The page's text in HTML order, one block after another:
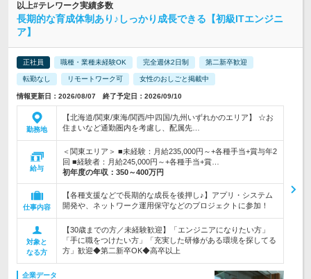
以上#テレワーク実績多数
長期的な育成体制あり♪しっかり成長できる【初級ITエンジニ
ア】
正社員 職種・業種未経験OK 完全週休2日制 第二新卒歓迎
転勤なし リモートワーク可 女性のおしごと掲載中
情報更新日：2026/08/07 終了予定日：2026/09/10
勤務地
【北海道/関東/東海/関西/中四国/九州いずれかのエリア】 ☆お
住まいなど通勤圏内を考慮し、配属先…
給与
＜関東エリア＞ ■未経験：月給235,000円～+各種手当+賞与年2
回 ■経験者：月給245,000円～+各種手当+賞…
初年度の年収： 350～400万円
仕事内容
【各種支援などで長期的な成長を後押し♪】アプリ・システム
開発や、ネットワーク運用保守などのプロジェクトに参加！
対象と
なる方
【30歳までの方／未経験歓迎】「エンジニアになりたい方」
「手に職をつけたい方」「充実した研修がある環境を探してる
方」歓迎◆第二新卒OK◆高卒以上
企業データ